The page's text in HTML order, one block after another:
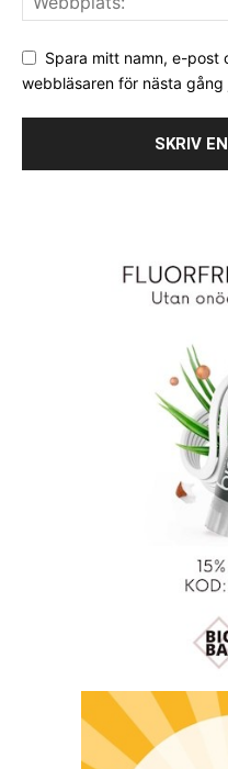
Spara mitt namn, e-post
webbläsaren för nästa gång